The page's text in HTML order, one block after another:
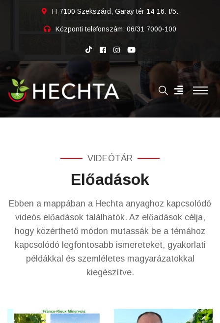
H-7100 Szekszárd, Garay tér 14-16. I/5.
Központi telefonszám: 06/31 7000-100
VIDEÓTÁR
Előadások
Ebben a mappában a Hechta anyaghoz kapcsolódó
videós előadások találhatók. Az előadások célja,
hogy közérthető módon mutassák be a témához
kapcsolódó legfontosabb ismereteket, gyakorlati
példákkal és szemléletes magyarázatokkal
kiegészítve.